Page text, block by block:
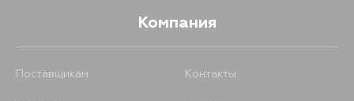
Компания
Поставщикам Контакты